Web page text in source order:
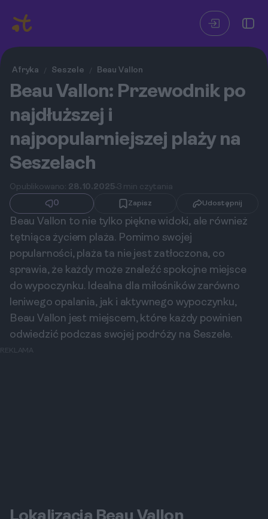
Afryka / Seszele / Beau Vallon
Beau Vallon: Przewodnik po
najdłuższej i
najpopularniejszej plaży na
Seszelach
Opublikowano: 28.10.2025 3 min czytania
0
Zapisz Udostępnij
Beau Vallon to nie tylko piękne widoki, ale również
tętniąca życiem plaża. Pomimo swojej
popularności, plaża ta nie jest zatłoczona, co
sprawia, że każdy może znaleźć spokojne miejsce
do wypoczynku. Idealna dla miłośników zarówno
leniwego opalania, jak i aktywnego wypoczynku,
Beau Vallon jest miejscem, które każdy powinien
odwiedzić podczas swojej podróży na Seszele.
REKLAMA